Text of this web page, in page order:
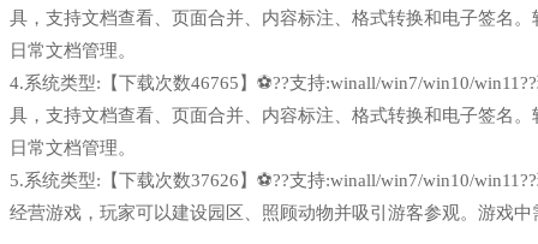
具，支持文档查看、页面合并、内容标注、格式转换和电子签名
日常文档管理。
4.系统类型:【下载次数46765】⚽??支持:winall/win7/win10/
具，支持文档查看、页面合并、内容标注、格式转换和电子签名
日常文档管理。
5.系统类型:【下载次数37626】⚽??支持:winall/win7/win10/
经营游戏，玩家可以建设园区、照顾动物并吸引游客参观。游戏